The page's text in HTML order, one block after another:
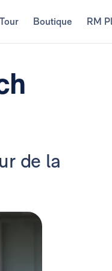
Tour Boutique RM
de la